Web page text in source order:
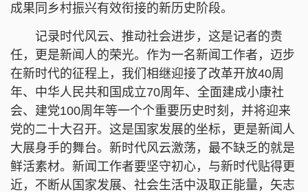
成果同乡村振兴有效衔接的新历史阶段。
记录时代风云、推动社会进步，这是记者的责
任，更是新闻人的荣光。作为一名新闻工作者，迈步
在新时代的征程上，我们相继迎接了改革开放40周
年、中华人民共和国成立70周年、全面建成小康社
会、建党100周年等一个个重要历史时刻，并将迎来
党的二十大召开。这是国家发展的坐标，更是新闻人
大展身手的舞台。新时代风云激荡，最不缺乏的就是
鲜活素材。新闻工作者要坚守初心，与新时代贴得更
近，不断从国家发展、社会生活中汲取正能量，矢志